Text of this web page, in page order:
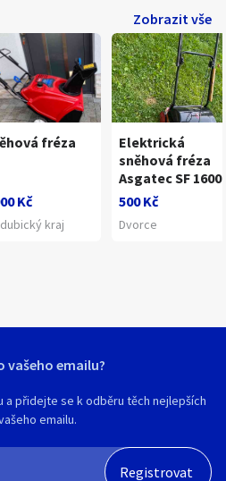
Zobrazit vše
fréza
Kč
kraj
Elektrická
sněhová fréza
Asgatec SF 1600
500 Kč
Dvorce
vašeho emailu?
a přidejte se k odběru těch nejlepších
emailu.